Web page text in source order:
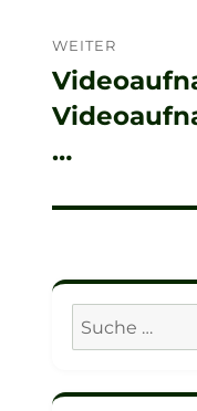
WEITER
Nächster
Beitrag:
…
Suche
nach: